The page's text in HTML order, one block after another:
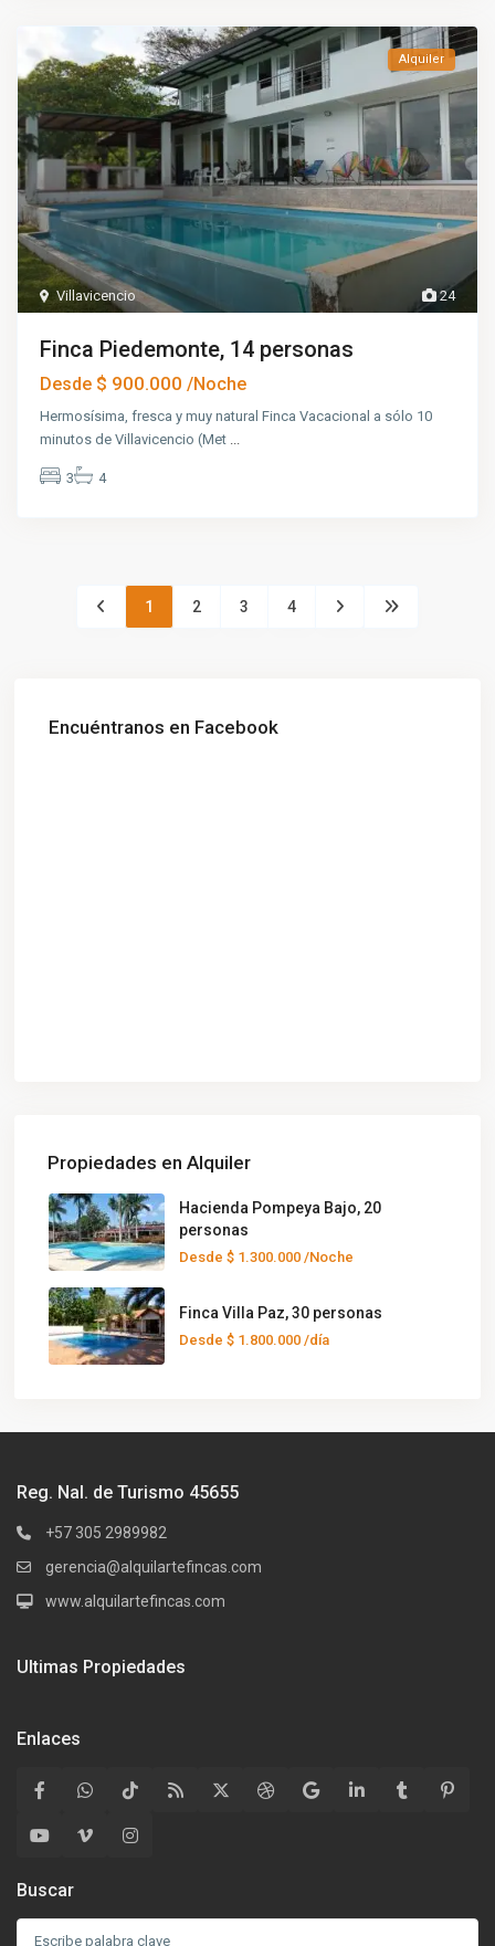
24
Villavicencio
Alquiler
Finca Piedemonte, 14 personas
Desde $ 900.000/Noche
Hermosísima, fresca y muy natural Finca Vacacional a sólo 10
minutos de Villavicencio (Met ...
3 4
1 2 3 4
Encuéntranos en Facebook
Propiedades en Alquiler
Hacienda Pompeya Bajo, 20
personas
Desde $ 1.300.000/Noche
Finca Villa Paz, 30 personas
Desde $ 1.800.000/día
Reg. Nal. de Turismo 45655
+57 305 2989982
gerencia@alquilartefincas.com
www.alquilartefincas.com
Ultimas Propiedades
Enlaces
Buscar